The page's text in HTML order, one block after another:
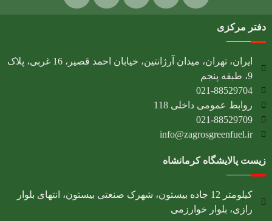
دفتر مرکزی
ایران، تهران، میدان آرژانتین، خیابان احمد قصیر، 16 غربی، پلاک
9، طبقه پنجم
021-88529704
روابط عمومی داخلی 118
021-88529709
info@zagrosgreenfuel.ir​
زیست پالایشگاه کرمانشاه
کیلومتر 12 جاده بیستون، شهرک صنعتی بیستون، انتهای بلوار
رازی، بلوار خوارزمی